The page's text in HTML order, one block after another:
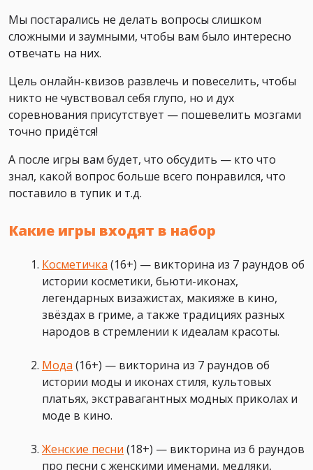
Мы постарались не делать вопросы слишком
сложными и заумными, чтобы вам было интересно
отвечать на них.
Цель онлайн-квизов развлечь и повеселить, чтобы
никто не чувствовал себя глупо, но и дух
соревнования присутствует — пошевелить мозгами
точно придётся!
А после игры вам будет, что обсудить — кто что
знал, какой вопрос больше всего понравился, что
поставило в тупик и т.д.
Какие игры входят в набор
Косметичка (16+) — викторина из 7 раундов об
истории косметики, бьюти-иконах,
легендарных визажистах, макияже в кино,
звёздах в гриме, а также традициях разных
народов в стремлении к идеалам красоты.
Мода (16+) — викторина из 7 раундов об
истории моды и иконах стиля, культовых
платьях, экстравагантных модных приколах и
моде в кино.
Женские песни (18+) — викторина из 6 раундов
про песни с женскими именами, медляки,